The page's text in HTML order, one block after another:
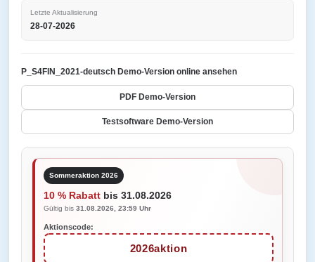
Letzte Aktualisierung
28-07-2026
P_S4FIN_2021-deutsch Demo-Version online ansehen
PDF Demo-Version
Testsoftware Demo-Version
Sommeraktion 2026
10 % Rabatt bis 31.08.2026
Gültig bis 31.08.2026, 23:59 Uhr
Aktionscode:
2026aktion